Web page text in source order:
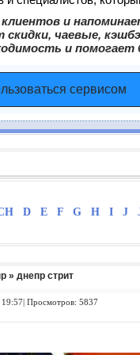
и
скидки, чаевые,
и
сервисом
D E F G H I J
» днепр стрит
19:57| Просмотров: 5837